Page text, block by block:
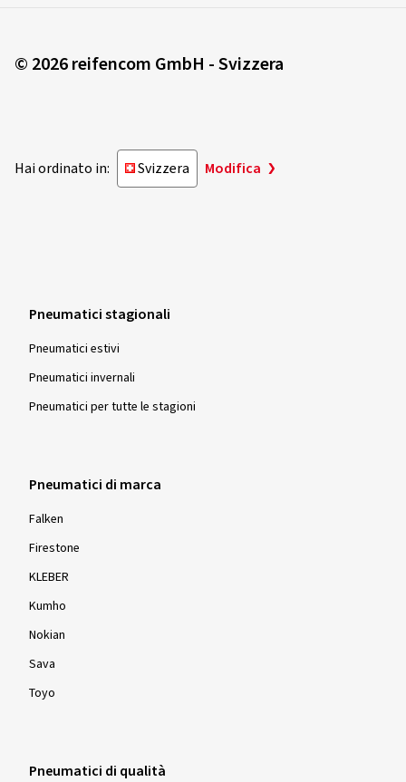
© 2026 reifencom GmbH - Svizzera
Hai ordinato in: Svizzera Modifica
Pneumatici stagionali
Pneumatici estivi
Pneumatici invernali
Pneumatici per tutte le stagioni
Pneumatici di marca
Falken
Firestone
KLEBER
Kumho
Nokian
Sava
Toyo
Pneumatici di qualità